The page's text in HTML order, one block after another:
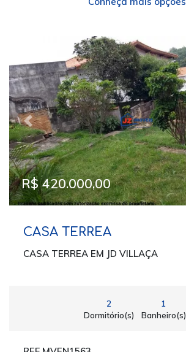
Previous
R$ 420.000,00
CASA TERREA
CASA TERREA EM JD VILLAÇA
2
Dormitório(s)
1
Banheiro(s)